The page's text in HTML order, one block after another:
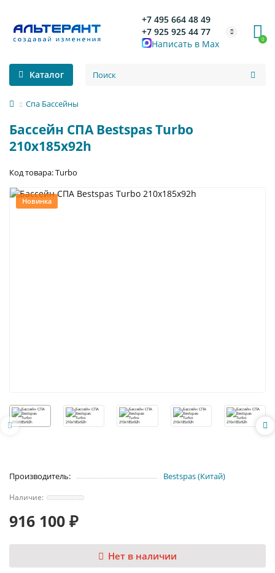
+7 495 664 48 49
+7 925 925 44 77
Написать в Max
0
Каталог
Спа Бассейны
Бассейн СПА Bestspas Turbo
210х185х92h
Код товара: Turbo
Новинка
Производитель: Bestspas (Китай)
916 100 ₽
Нет в наличии